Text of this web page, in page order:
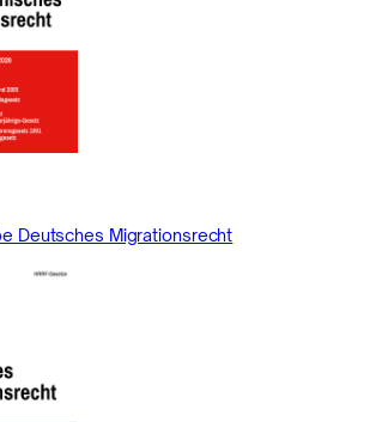
Deutsches Migrationsrecht